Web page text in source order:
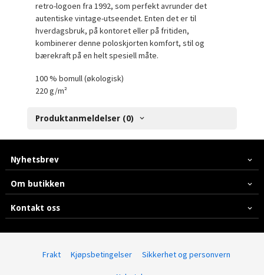
retro-logoen fra 1992, som perfekt avrunder det
autentiske vintage-utseendet. Enten det er til
hverdagsbruk, på kontoret eller på fritiden,
kombinerer denne poloskjorten komfort, stil og
bærekraft på en helt spesiell måte.
100 % bomull (økologisk)
220 g/m²
Produktanmeldelser (0)
Nyhetsbrev
Om butikken
Kontakt oss
Frakt Kjøpsbetingelser Sikkerhet og personvern